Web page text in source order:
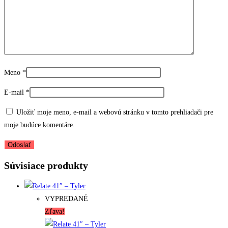
Meno *
E-mail *
Uložiť moje meno, e-mail a webovú stránku v tomto prehliadači pre
moje budúce komentáre.
Súvisiace produkty
VYPREDANÉ
Zľava!